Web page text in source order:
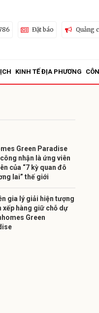
Đặt báo Quảng
KINH TẾ ĐỊA PHƯƠNG
Green Paradise
nhận là ứng viên
của “7 kỳ quan đô
lai” thế giới
gia lý giải hiện tượng
xếp hàng giữ chỗ dự
Green